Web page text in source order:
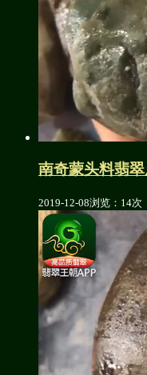
南奇蒙头料翡
2019-12-08浏览：14次